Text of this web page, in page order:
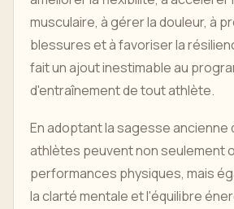
musculaire, à gérer la douleur, à
blessures et à favoriser la
fait un ajout inestimable au
d'entraînement de tout athlète.
En adoptant la sagesse ancienne
athlètes peuvent non seulement
performances physiques, mais
la clarté mentale et l'équilibre